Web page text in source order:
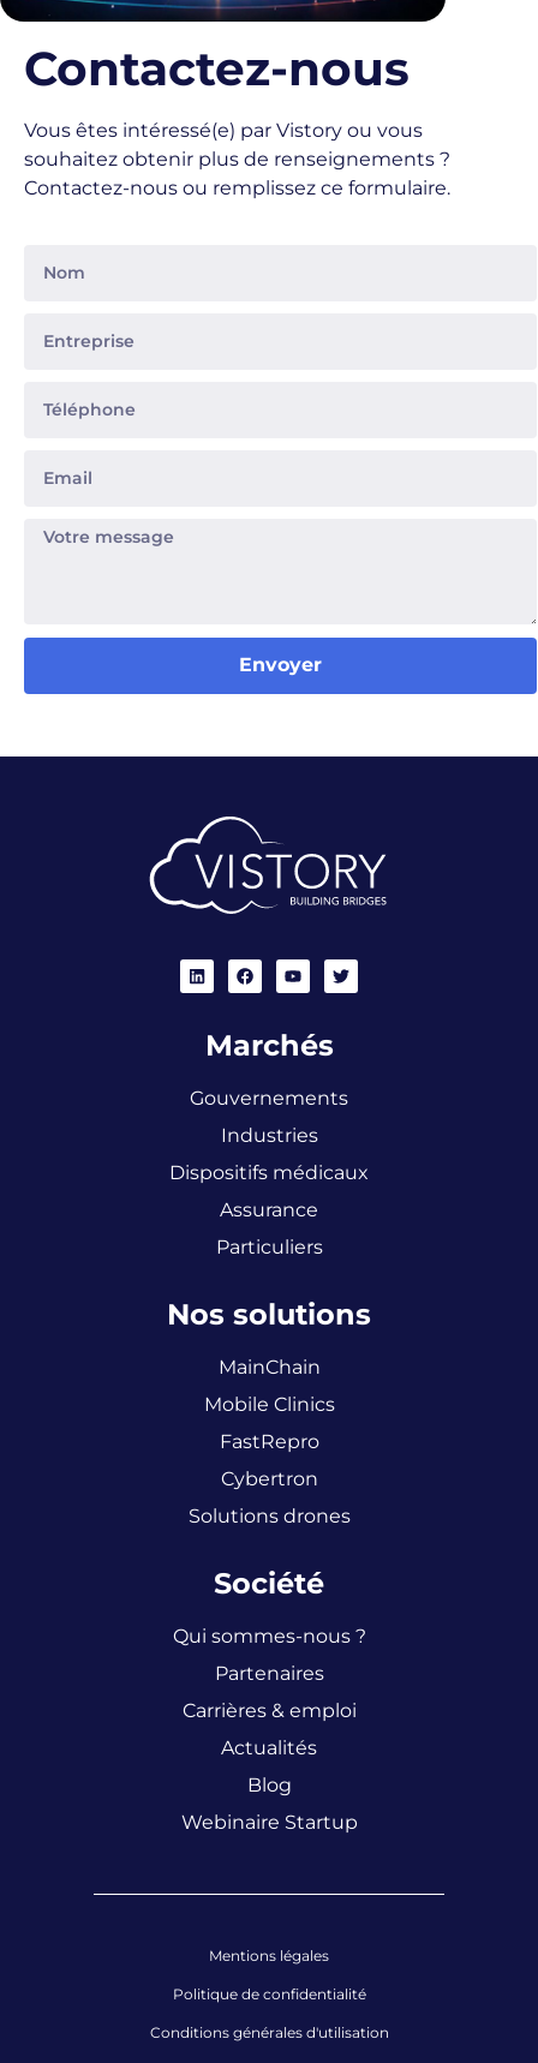
Contactez-nous
Vous êtes intéressé(e) par Vistory ou vous
souhaitez obtenir plus de renseignements ?
Contactez-nous ou remplissez ce formulaire.
Envoyer
Marchés
Gouvernements
Industries
Dispositifs médicaux
Assurance
Particuliers
Nos solutions
MainChain
Mobile Clinics
FastRepro
Cybertron
Solutions drones
Société
Qui sommes-nous ?
Partenaires
Carrières & emploi
Actualités
Blog
Webinaire Startup
Mentions légales
Politique de confidentialité
Conditions générales d'utilisation